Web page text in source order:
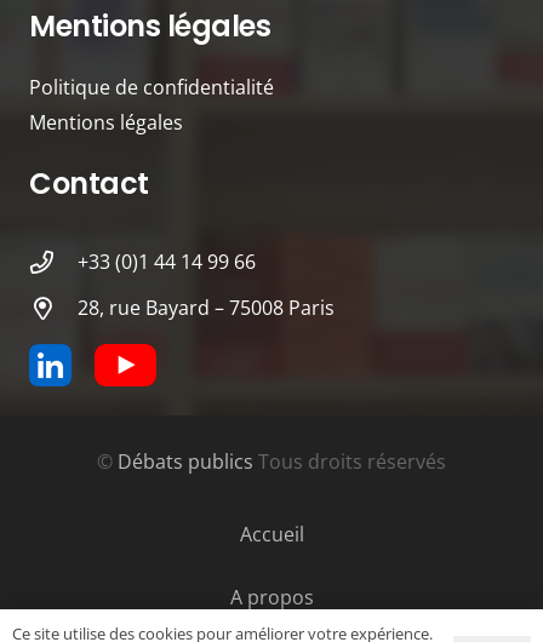
Mentions légales
Politique de confidentialité
Mentions légales
Contact
+33 (0)1 44 14 99 66
28, rue Bayard – 75008 Paris
© Débats publics Tous droits réservés
Accueil
A propos
Ce site utilise des cookies pour améliorer votre expérience.